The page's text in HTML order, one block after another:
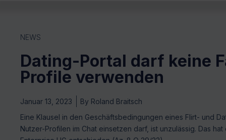
NEWS
Dating-Portal darf keine
Profile verwenden
Januar 13, 2023 By Roland Braitsch
Eine Klausel in den Geschäftsbedingungen eines Flirt- und
Nutzer-Profilen im Chat einsetzen darf, ist unzulässig. Das